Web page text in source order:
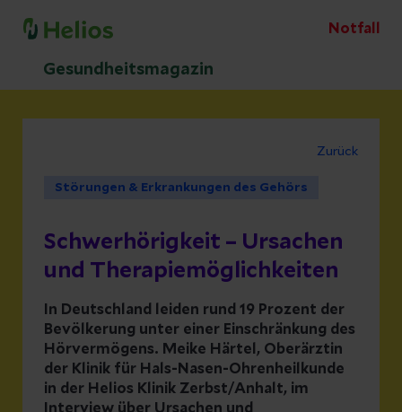
Notfall
Gesundheitsmagazin
Zurück
Störungen & Erkrankungen des Gehörs
Schwerhörigkeit – Ursachen
und Therapiemöglichkeiten
In Deutschland leiden rund 19 Prozent der
Bevölkerung unter einer Einschränkung des
Hörvermögens. Meike Härtel, Oberärztin
der Klinik für Hals-Nasen-Ohrenheilkunde
in der Helios Klinik Zerbst/Anhalt, im
Interview über Ursachen und